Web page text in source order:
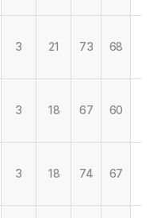
3 21 73 68
3 18 67 60
3 18 74 67